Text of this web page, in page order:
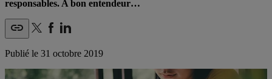
responsables. A bon entendeur…
Publié le 31 octobre 2019